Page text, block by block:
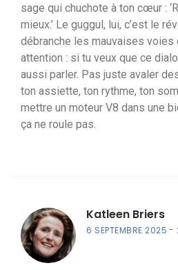
sage qui chuchote à ton cœur :
mieux.’ Le guggul, lui, c’est le
débranche les mauvaises voies
attention : si tu veux que ce
aussi parler. Pas juste avaler
ton assiette, ton rythme, ton
mettre un moteur V8 dans une
ça ne roule pas.
Katleen Briers
6 SEPTEMBRE 2025